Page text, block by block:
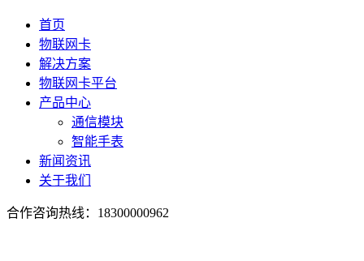
首页
物联网卡
解决方案
物联网卡平台
产品中心
通信模块
智能手表
新闻资讯
关于我们
合作咨询热线： 18300000962